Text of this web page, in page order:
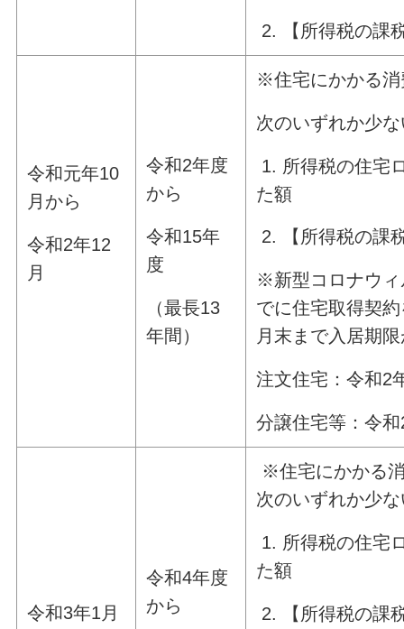
2. 【所得税の課
令和元年10
月から
令和2年12
月
令和2年度
から
令和15年
度
（最長13
年間）
※住宅にかかる消
次のいずれか少
1. 所得税の住宅
た額
2. 【所得税の課
※新型コロナウィ
でに住宅取得契
月末まで入居期
注文住宅：令和2
分譲住宅等：令
令和3年1月
令和4年度
から
※住宅にかかる
次のいずれか少
1. 所得税の住宅
た額
2. 【所得税の課